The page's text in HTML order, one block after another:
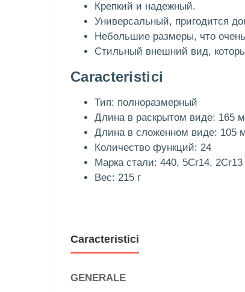
Крепкий и надежный.
Универсальный, пригодится
Небольшие размеры, что
Стильный внешний вид,
Caracteristici
Тип: полноразмерный
Длина в раскрытом виде: 165
Длина в сложенном виде: 105
Количество функций: 24
Марка стали: 440, 5Cr14, 2Cr13
Вес: 215 г
Caracteristici
GENERALE